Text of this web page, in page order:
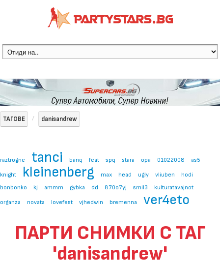
ТАГОВЕ danisandrew
raztrogne tanci banq feat spq stara opa 01022008
as5
knight
kleinenberg max head ugly vliuben
hodi
bonbonko
kj ammm gybka dd 870o7yj smil3
kulturatavajnot
organza
novata lovefest vjhedwin bremenna ver4eto
ПАРТИ СНИМКИ С ТАГ
'danisandrew'